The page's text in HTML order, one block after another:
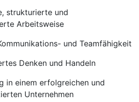
strukturierte und
Arbeitsweise
und Teamfähigkeit
Denken und Handeln
in einem erfolgreichen und
Unternehmen